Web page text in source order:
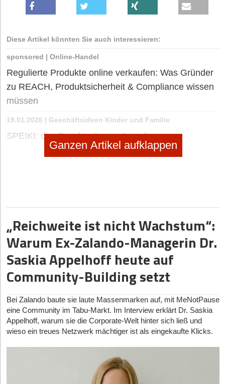
Diese Artikel könnten Sie auch interessieren:
sponsored | Online-Handel
Regulierte Produkte online verkaufen: Was Gründer
zu REACH, Produktsicherheit & Compliance wissen
müssen
19.01.2026 | Geschäftsideen Kinder und Familie
SPEIKI: das Spucktuch zum Anziehen
Ausbildung umkrempelt
Ganzen Artikel aufklappen
„Reichweite ist nicht Wachstum“:
Warum Ex-Zalando-Managerin Dr.
Saskia Appelhoff heute auf
Community-Building setzt
Bei Zalando baute sie laute Massenmarken auf, mit MeNotPause
eine Community im Tabu-Markt. Im Interview erklärt Dr. Saskia
Appelhoff, warum sie die Corporate-Welt hinter sich ließ und
wieso ein treues Netzwerk mächtiger ist als eingekaufte Klicks.